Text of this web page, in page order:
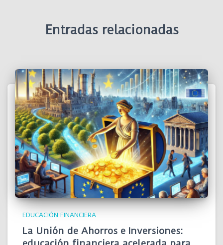
Entradas relacionadas
EDUCACIÓN FINANCIERA
La Unión de Ahorros e Inversiones: